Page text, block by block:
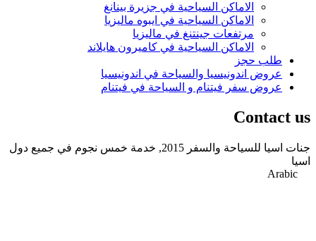
الاماكن السياحية في جزيرة بينانغ
الاماكن السياحية في ايبوه ماليزيا
مرتفعات جينتنغ في ماليزيا
الاماكن السياحية في كاميرون هايلاند
طلب حجز
عروض اندونيسيا والسياحة في اندونيسيا
عروض سفر فيتنام و السياحة في فيتنام
Contact us
جنات اسيا للسياحة والسفر 2015, خدمة خمس نجوم في جميع دول
اسيا
Arabic